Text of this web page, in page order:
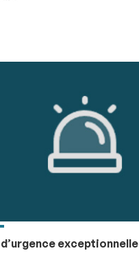
exceptionnelle